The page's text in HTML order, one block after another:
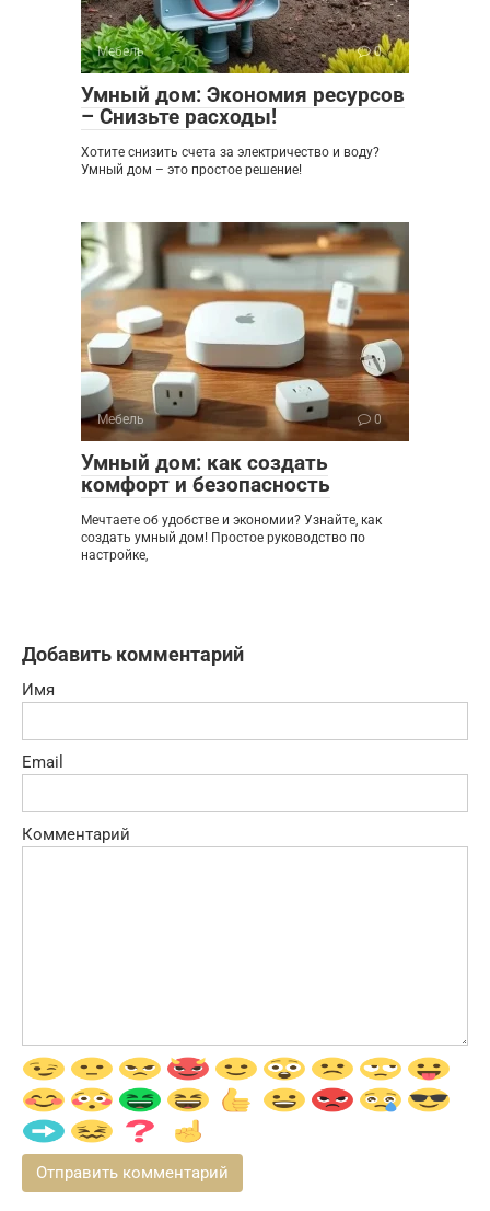
Мебель 0
Умный дом: Экономия ресурсов
– Снизьте расходы!
Хотите снизить счета за электричество и воду?
Умный дом – это простое решение!
Мебель 0
Умный дом: как создать
комфорт и безопасность
Мечтаете об удобстве и экономии? Узнайте, как
создать умный дом! Простое руководство по
настройке,
Добавить комментарий
Имя
Email
Комментарий